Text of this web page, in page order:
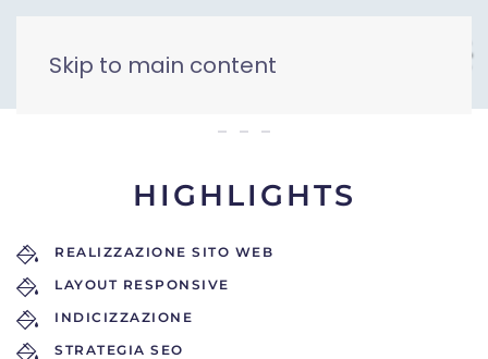
Skip to main content
HIGHLIGHTS
REALIZZAZIONE SITO WEB
LAYOUT RESPONSIVE
INDICIZZAZIONE
STRATEGIA SEO